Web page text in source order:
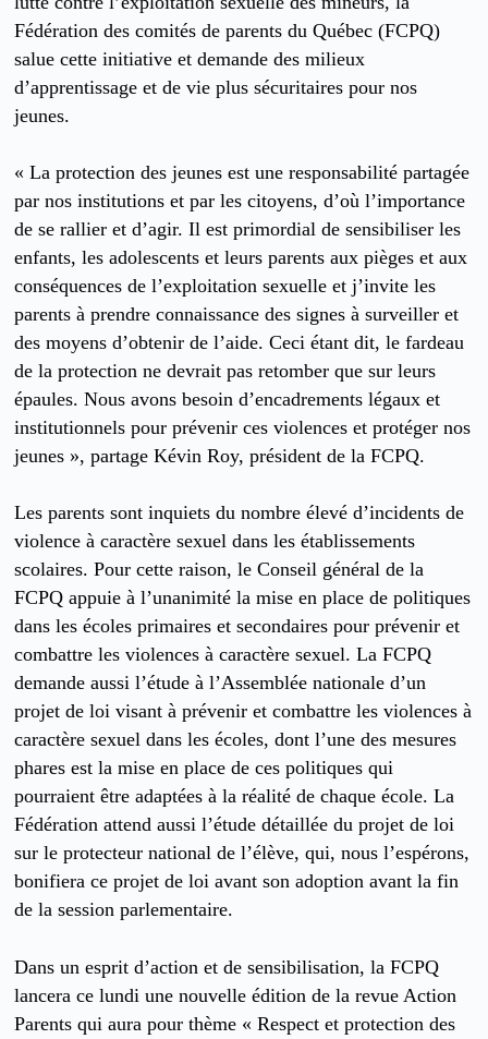
Fédération des comités de parents du Québec (FCPQ)
salue cette initiative et demande des milieux
d’apprentissage et de vie plus sécuritaires pour nos
jeunes.
« La protection des jeunes est une responsabilité partagée
par nos institutions et par les citoyens, d’où l’importance
de se rallier et d’agir. Il est primordial de sensibiliser les
enfants, les adolescents et leurs parents aux pièges et aux
conséquences de l’exploitation sexuelle et j’invite les
parents à prendre connaissance des signes à surveiller et
des moyens d’obtenir de l’aide. Ceci étant dit, le fardeau
de la protection ne devrait pas retomber que sur leurs
épaules. Nous avons besoin d’encadrements légaux et
institutionnels pour prévenir ces violences et protéger nos
jeunes », partage Kévin Roy, président de la FCPQ.
Les parents sont inquiets du nombre élevé d’incidents de
violence à caractère sexuel dans les établissements
scolaires. Pour cette raison, le Conseil général de la
FCPQ appuie à l’unanimité la mise en place de politiques
dans les écoles primaires et secondaires pour prévenir et
combattre les violences à caractère sexuel. La FCPQ
demande aussi l’étude à l’Assemblée nationale d’un
projet de loi visant à prévenir et combattre les violences à
caractère sexuel dans les écoles, dont l’une des mesures
phares est la mise en place de ces politiques qui
pourraient être adaptées à la réalité de chaque école. La
Fédération attend aussi l’étude détaillée du projet de loi
sur le protecteur national de l’élève, qui, nous l’espérons,
bonifiera ce projet de loi avant son adoption avant la fin
de la session parlementaire.
Dans un esprit d’action et de sensibilisation, la FCPQ
lancera ce lundi une nouvelle édition de la revue Action
Parents qui aura pour thème « Respect et protection des